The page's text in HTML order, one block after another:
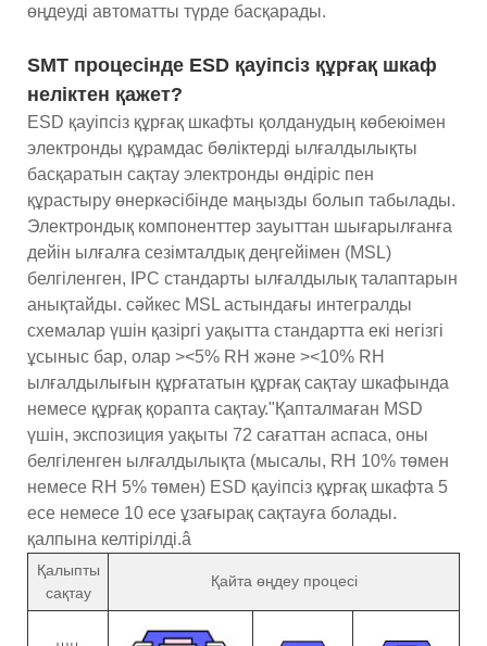
өңдеуді автоматты түрде басқарады.
SMT процесінде ESD қауіпсіз құрғақ шкаф
неліктен қажет?
ESD қауіпсіз құрғақ шкафты қолданудың көбеюімен
электронды құрамдас бөліктерді ылғалдылықты
басқаратын сақтау электронды өндіріс пен
құрастыру өнеркәсібінде маңызды болып табылады.
Электрондық компоненттер зауыттан шығарылғанға
дейін ылғалға сезімталдық деңгейімен (MSL)
белгіленген, IPC стандарты ылғалдылық талаптарын
анықтайды. сәйкес MSL астындағы интегралды
схемалар үшін қазіргі уақытта стандартта екі негізгі
ұсыныс бар, олар ><5% RH және ><10% RH
ылғалдылығын құрғататын құрғақ сақтау шкафында
немесе құрғақ қорапта сақтау."Қапталмаған MSD
үшін, экспозиция уақыты 72 сағаттан аспаса, оны
белгіленген ылғалдылықта (мысалы, RH 10% төмен
немесе RH 5% төмен) ESD қауіпсіз құрғақ шкафта 5
есе немесе 10 есе ұзағырақ сақтауға болады.
қалпына келтірілді.â
Қалыпты
сақтау
Қайта өңдеу процесі